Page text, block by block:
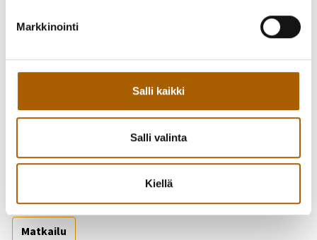
Markkinointi
Salli kaikki
Salli valinta
Kiellä
Takaisin tapahtumiin
Matkailu